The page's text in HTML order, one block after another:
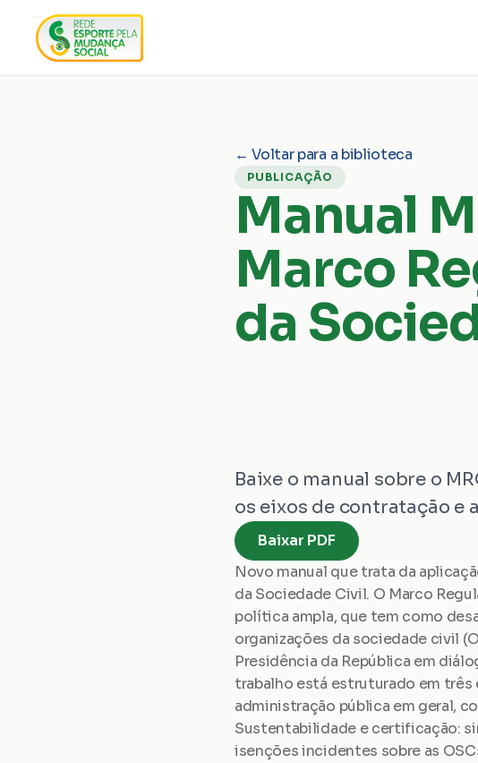
← Voltar para a biblioteca
PUBLICAÇÃO
Manual
Marco
da
Baixe o manual sobre o
os eixos de contratação e
Baixar PDF
Novo manual que trata da
da Sociedade Civil. O Marco
política ampla, que tem como
organizações da sociedade civil
Presidência da República em
trabalho está estruturado em três
administração pública em geral,
Sustentabilidade e certificação:
isenções incidentes sobre as